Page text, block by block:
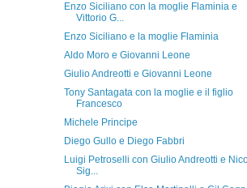
Enzo Siciliano con la moglie Flaminia e
Vittorio G...
Enzo Siciliano e la moglie Flaminia
Aldo Moro e Giovanni Leone
Giulio Andreotti e Giovanni Leone
Tony Santagata con la moglie e il figlio
Francesco
Michele Principe
Diego Gullo e Diego Fabbri
Luigi Petroselli con Giulio Andreotti e
Sig...